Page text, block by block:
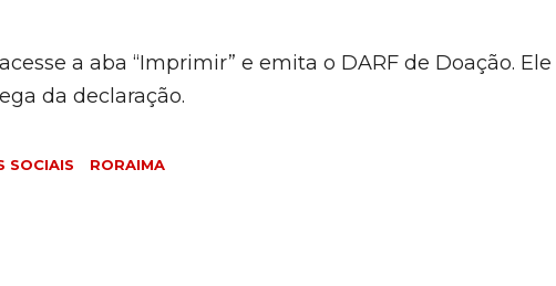
a aba “Imprimir” e emita o DARF de Doação.
da declaração.
SOCIAIS RORAIMA